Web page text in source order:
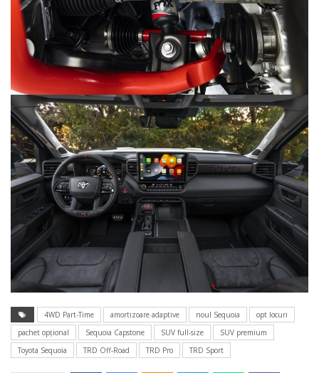
4WD Part-Time amortizoare adaptive noul Sequoia
opt locuri
pachet opţional
Sequoia Capstone SUV full-size
SUV premium
Toyota Sequoia
TRD Off-Road TRD Pro TRD Sport